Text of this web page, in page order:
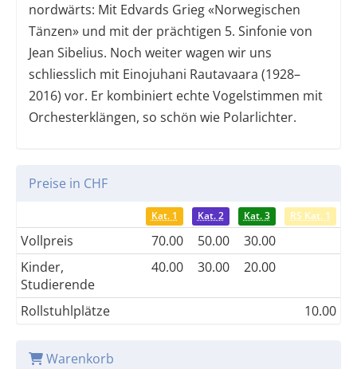
nordwärts: Mit Edvards Grieg «Norwegischen
Tänzen» und mit der prächtigen 5. Sinfonie von
Jean Sibelius. Noch weiter wagen wir uns
schliesslich mit Einojuhani Rautavaara (1928–
2016) vor. Er kombiniert echte Vogelstimmen mit
Orchesterklängen, so schön wie Polarlichter.
Preise in CHF
Kat. 1 Kat. 2 Kat. 3 RS Kat. 1
Vollpreis 70.00 50.00
30.00
Kinder,
Studierende
40.00 30.00 20.00
Rollstuhlplätze 10.00
Warenkorb